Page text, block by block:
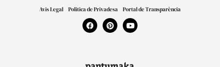
Avis Legal Politica de Privadesa Portal de Transparència
F
a
c
o
P
i
n
e
Y
o
u
e